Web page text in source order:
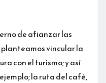
de afianzar las
vincular la
con el turismo; y así
la ruta del café,